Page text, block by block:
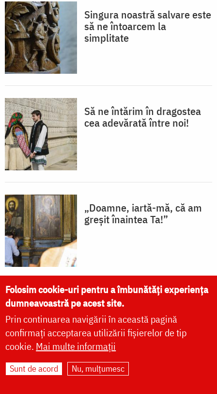
Singura noastră salvare este
să ne întoarcem la
simplitate
Să ne întărim în dragostea
cea adevărată între noi!
„Doamne, iartă-mă, că am
greșit înaintea Ta!”
Dumnezeu dragoste este. Ai
dragoste, ești cu Dumnezeu.
Nu ai dragoste cu aproapele,
nu e Dumnezeu cu tine
Folosim cookie-uri pentru a îmbunătăți experiența
dumneavoastră pe acest site.
Prin continuarea navigării în această pagină
confirmați acceptarea utilizării fișierelor de tip
cookie. Mai multe informații
Sunt de acord Nu, mulțumesc